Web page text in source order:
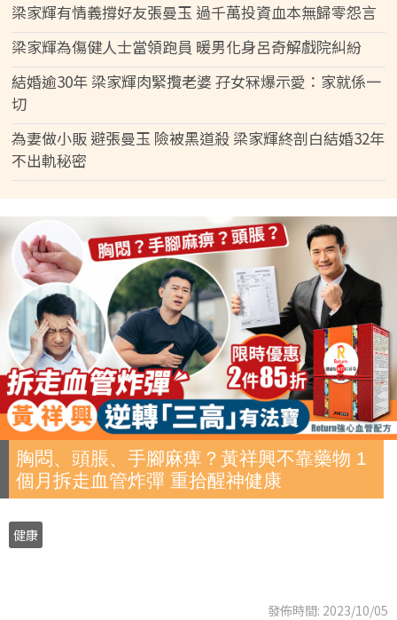
梁家輝有情義撐好友張曼玉 過千萬投資血本無歸零怨言
梁家輝為傷健人士當領跑員 暖男化身呂奇解戲院糾紛
結婚逾30年 梁家輝肉緊攬老婆 孖女冧爆示愛：家就係一
切
為妻做小販 避張曼玉 險被黑道殺 梁家輝終剖白結婚32年
不出軌秘密
胸悶、頭脹、手腳麻痺？黃祥興不靠藥物 1
個月拆走血管炸彈 重拾醒神健康
健康
發佈時間: 2023/10/05